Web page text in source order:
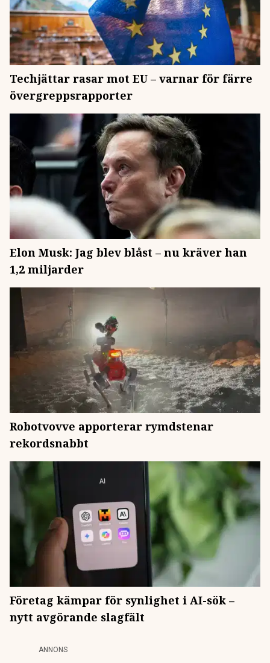
Techjättar rasar mot EU – varnar för färre
övergreppsrapporter
Elon Musk: Jag blev blåst – nu kräver han
1,2 miljarder
Robotvovve apporterar rymdstenar
rekordsnabbt
Företag kämpar för synlighet i AI-sök –
nytt avgörande slagfält
ANNONS